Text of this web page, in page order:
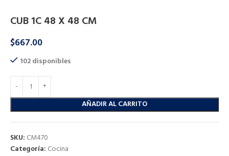
CUB 1C 48 X 48 CM
$667.00
102 disponibles
AÑADIR AL CARRITO
SKU: CM470
Categoría: Cocina